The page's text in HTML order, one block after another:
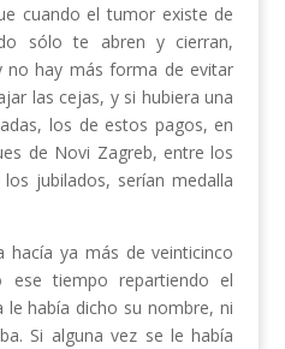
cuando el tumor existe de
sólo te abren y cierran,
no hay más forma de evitar
las cejas, y si hubiera una
los de estos pagos, en
de Novi Zagreb, entre los
jubilados, serían medalla
hacía ya más de veinticinco
ese tiempo repartiendo el
le había dicho su nombre, ni
Si alguna vez se le había